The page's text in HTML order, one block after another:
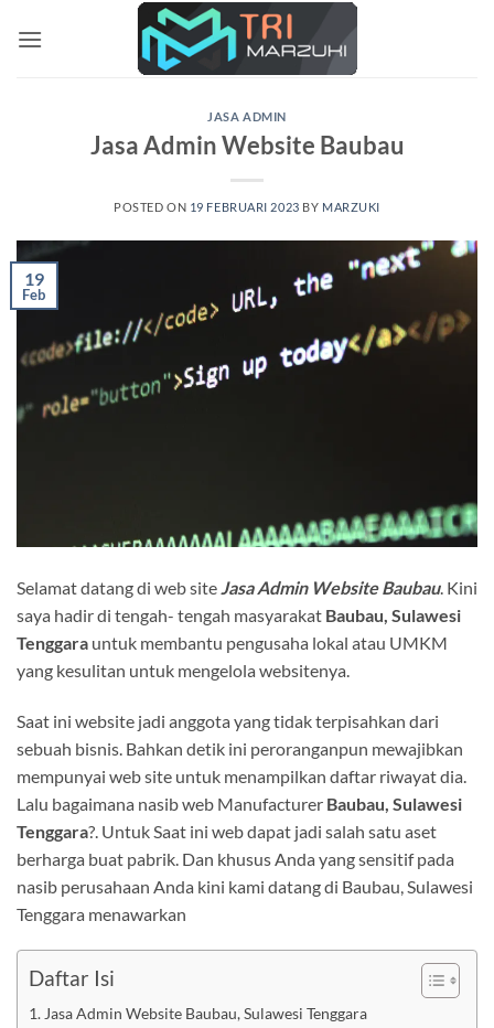
JASA ADMIN
Jasa Admin Website Baubau
POSTED ON 19 FEBRUARI 2023 BY MARZUKI
19
Feb
Selamat datang di web site Jasa Admin Website Baubau. Kini
saya hadir di tengah- tengah masyarakat Baubau, Sulawesi
Tenggara untuk membantu pengusaha lokal atau UMKM
yang kesulitan untuk mengelola websitenya.
Saat ini website jadi anggota yang tidak terpisahkan dari
sebuah bisnis. Bahkan detik ini peroranganpun mewajibkan
mempunyai web site untuk menampilkan daftar riwayat dia.
Lalu bagaimana nasib web Manufacturer Baubau, Sulawesi
Tenggara?. Untuk Saat ini web dapat jadi salah satu aset
berharga buat pabrik. Dan khusus Anda yang sensitif pada
nasib perusahaan Anda kini kami datang di Baubau, Sulawesi
Tenggara menawarkan
Daftar Isi
Jasa Admin Website Baubau, Sulawesi Tenggara